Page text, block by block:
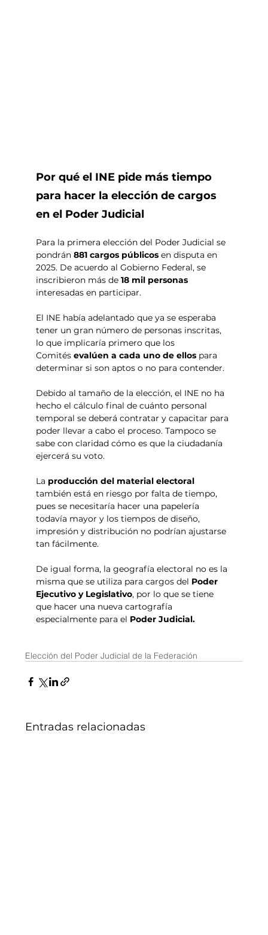
Por qué el INE pide más tiempo
para hacer la elección de cargos
en el Poder Judicial
Para la primera elección del Poder Judicial se
pondrán 881 cargos públicos en disputa en
2025. De acuerdo al Gobierno Federal, se
inscribieron más de 18 mil personas
interesadas en participar.
El INE había adelantado que ya se esperaba
tener un gran número de personas inscritas,
lo que implicaría primero que los
Comités evalúen a cada uno de ellos para
determinar si son aptos o no para contender.
Debido al tamaño de la elección, el INE no ha
hecho el cálculo final de cuánto personal
temporal se deberá contratar y capacitar para
poder llevar a cabo el proceso. Tampoco se
sabe con claridad cómo es que la ciudadanía
ejercerá su voto.
La producción del material electoral
también está en riesgo por falta de tiempo,
pues se necesitaría hacer una papelería
todavía mayor y los tiempos de diseño,
impresión y distribución no podrían ajustarse
tan fácilmente.
De igual forma, la geografía electoral no es la
misma que se utiliza para cargos del Poder
Ejecutivo y Legislativo, por lo que se tiene
que hacer una nueva cartografía
especialmente para el Poder Judicial.
Elección del Poder Judicial de la Federación
Entradas relacionadas